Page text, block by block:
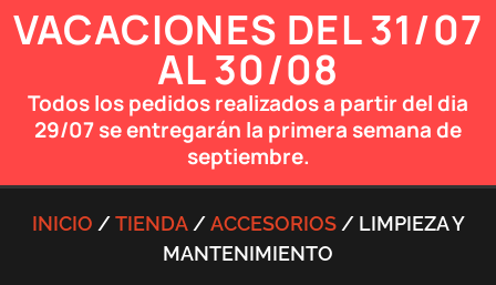
VACACIONES DEL 31/07
AL 30/08
Todos los pedidos realizados a partir del dia
29/07 se entregarán la primera semana de
septiembre.
INICIO /TIENDA/ACCESORIOS/ LIMPIEZA Y
MANTENIMIENTO